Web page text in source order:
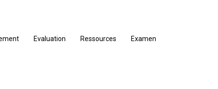
Evaluation Ressources Examen